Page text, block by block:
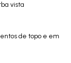
vista
de topo e em